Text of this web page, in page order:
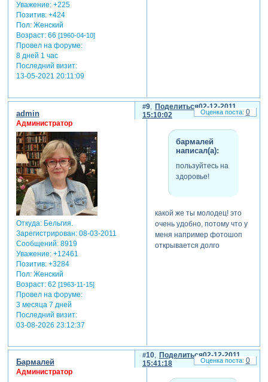
Уважение: +225
Позитив: +424
Пол:Женский
Возраст:66 [1960-04-10]
Провел на форуме:
8 дней 1 час
Последний визит:
13-05-2021 20:11:09
Поделиться
9
02-12-2011
15:10:02
admin
Администратор
Откуда:Бельгия.
Зарегистрирован: 08-03-2011
Сообщений:8919
Уважение: +12461
Позитив: +3284
Пол:Женский
Возраст:62 [1963-11-15]
Провел на форуме:
3 месяца 7 дней
Последний визит:
03-08-2026 23:12:37
бармалей
написал(а):
пользуйтесь на
здоровье!
какой же ты молодец! это
очень удобно, потому что у
меня например фотошоп
открывается долго
0
Поделиться
10
02-12-2011
15:41:18
Бармалей
Администратор
0